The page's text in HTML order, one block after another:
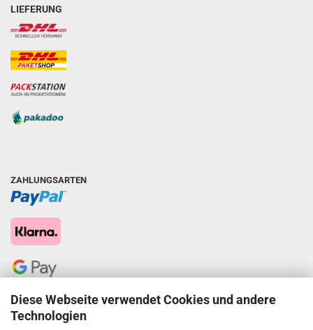
Diese Webseite verwendet Cookies und andere
Technologien
LIEFERUNG
ZAHLUNGSARTEN